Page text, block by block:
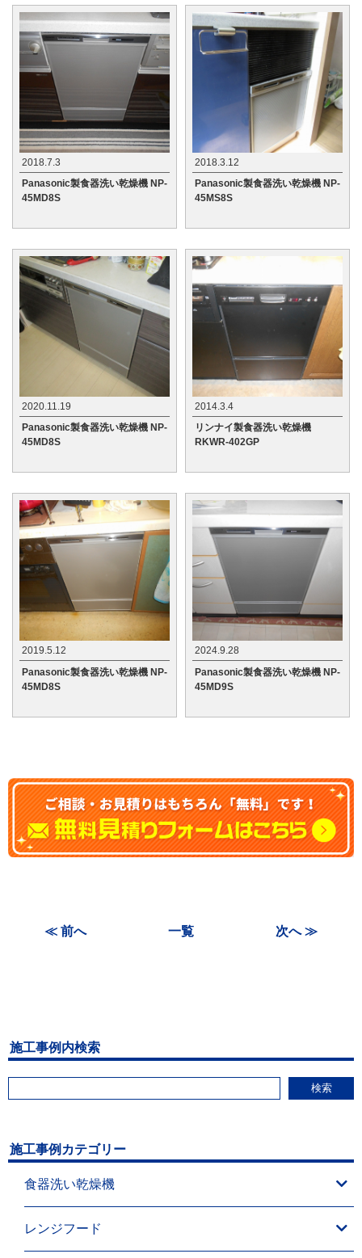
2018.7.3
Panasonic製食器洗い乾燥機 NP-
45MD8S
2018.3.12
Panasonic製食器洗い乾燥機 NP-
45MS8S
2020.11.19
Panasonic製食器洗い乾燥機 NP-
45MD8S
2014.3.4
リンナイ製食器洗い乾燥機
RKWR-402GP
2019.5.12
Panasonic製食器洗い乾燥機 NP-
45MD8S
2024.9.28
Panasonic製食器洗い乾燥機 NP-
45MD9S
≪ 前へ 一覧 次へ ≫
施工事例内検索
検索
施工事例カテゴリー
食器洗い乾燥機
レンジフード